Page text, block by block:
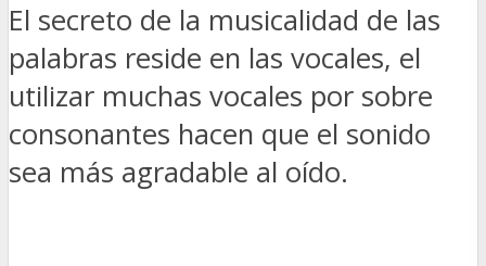
El secreto de la musicalidad de las
palabras reside en las vocales, el
utilizar muchas vocales por sobre
consonantes hacen que el sonido
sea más agradable al oído.